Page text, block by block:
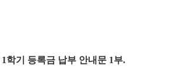
1학기 등록금 납부 안내문 1부.